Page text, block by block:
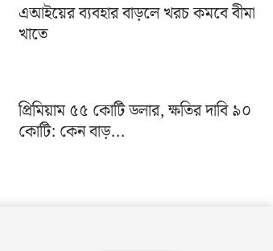
এআইয়ের ব্যবহার বাড়লে খরচ কমবে বীমা
খাতে
প্রিমিয়াম ৫৫ কোটি ডলার, ক্ষতির দাবি ৯০
কোটি: কেন বাড়...